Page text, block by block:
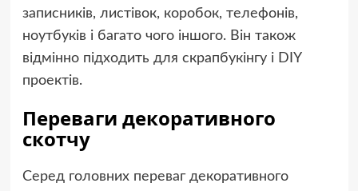
записників, листівок, коробок, телефонів,
ноутбуків і багато чого іншого. Він також
відмінно підходить для скрапбукінгу і DIY
проектів.
Переваги декоративного
скотчу
Серед головних переваг декоративного